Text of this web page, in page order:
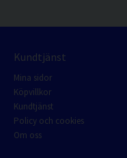
Kundtjänst
Mina sidor
Köpvillkor
Kundtjänst
Policy och cookies
Om oss